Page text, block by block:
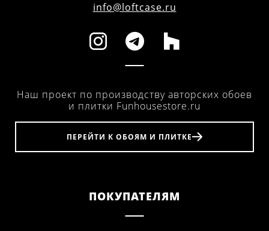
info@loftcase.ru
Наш проект по производству авторских обоев
и плитки Funhousestore.ru
ПЕРЕЙТИ К ОБОЯМ И ПЛИТКЕ
ПОКУПАТЕЛЯМ